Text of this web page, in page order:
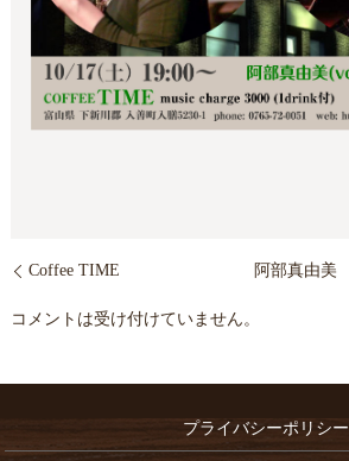
Coffee TIME 阿部真由美
コメントは受け付けていません。
プライバシーポリシー